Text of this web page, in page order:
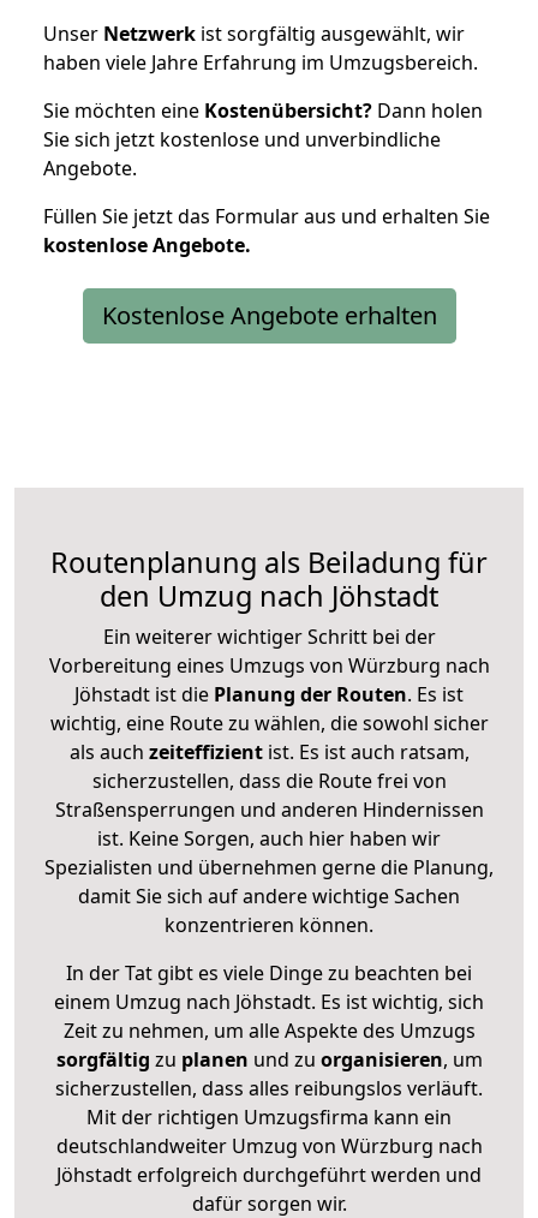
Unser Netzwerk ist sorgfältig ausgewählt, wir
haben viele Jahre Erfahrung im Umzugsbereich.
Sie möchten eine Kostenübersicht? Dann holen
Sie sich jetzt kostenlose und unverbindliche
Angebote.
Füllen Sie jetzt das Formular aus und erhalten Sie
kostenloseAngebote.
Kostenlose Angebote erhalten
Routenplanung als Beiladung für
den Umzug nach Jöhstadt
Ein weiterer wichtiger Schritt bei der
Vorbereitung eines Umzugs von Würzburg nach
Jöhstadt ist die Planung der Routen. Es ist
wichtig, eine Route zu wählen, die sowohl sicher
als auch zeiteffizientist. Es ist auch ratsam,
sicherzustellen, dass die Route frei von
Straßensperrungen und anderen Hindernissen
ist. Keine Sorgen, auch hier haben wir
Spezialisten und übernehmen gerne die Planung,
damit Sie sich auf andere wichtige Sachen
konzentrieren können.
In der Tat gibt es viele Dinge zu beachten bei
einem Umzug nach Jöhstadt. Es ist wichtig, sich
Zeit zu nehmen, um alle Aspekte des Umzugs
sorgfältig zu planen und zu organisieren, um
sicherzustellen, dass alles reibungslos verläuft.
Mit der richtigen Umzugsfirma kann ein
deutschlandweiter Umzug von Würzburg nach
Jöhstadt erfolgreich durchgeführt werden und
dafür sorgen wir.